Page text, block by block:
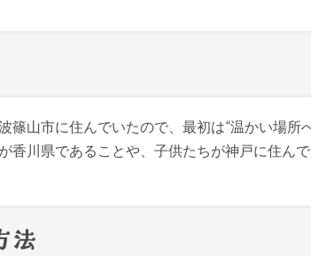
篠山市に住んでいたので、最初は“温かい場所
香川県であることや、子供たちが神戸に住ん
法